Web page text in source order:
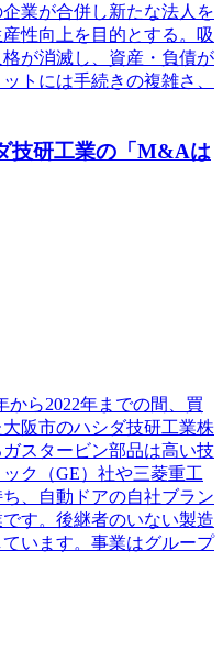
業が合併し新たな法人を
性向上を目的とする。吸
が消滅し、資産・負債が
トには手続きの複雑さ、
技研工業の「M&Aは
から2022年までの間、買
阪市のハシダ技研工業株
スタービン部品は高い技
ク（GE）社や三菱重工
、自動ドアの自社ブラン
す。後継者のいない製造
います。事業はグループ